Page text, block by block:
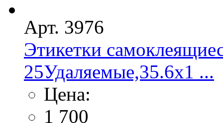
Арт. 3976
Этикетки
25Удаляемые,35.6х1 ...
Цена:
1 700